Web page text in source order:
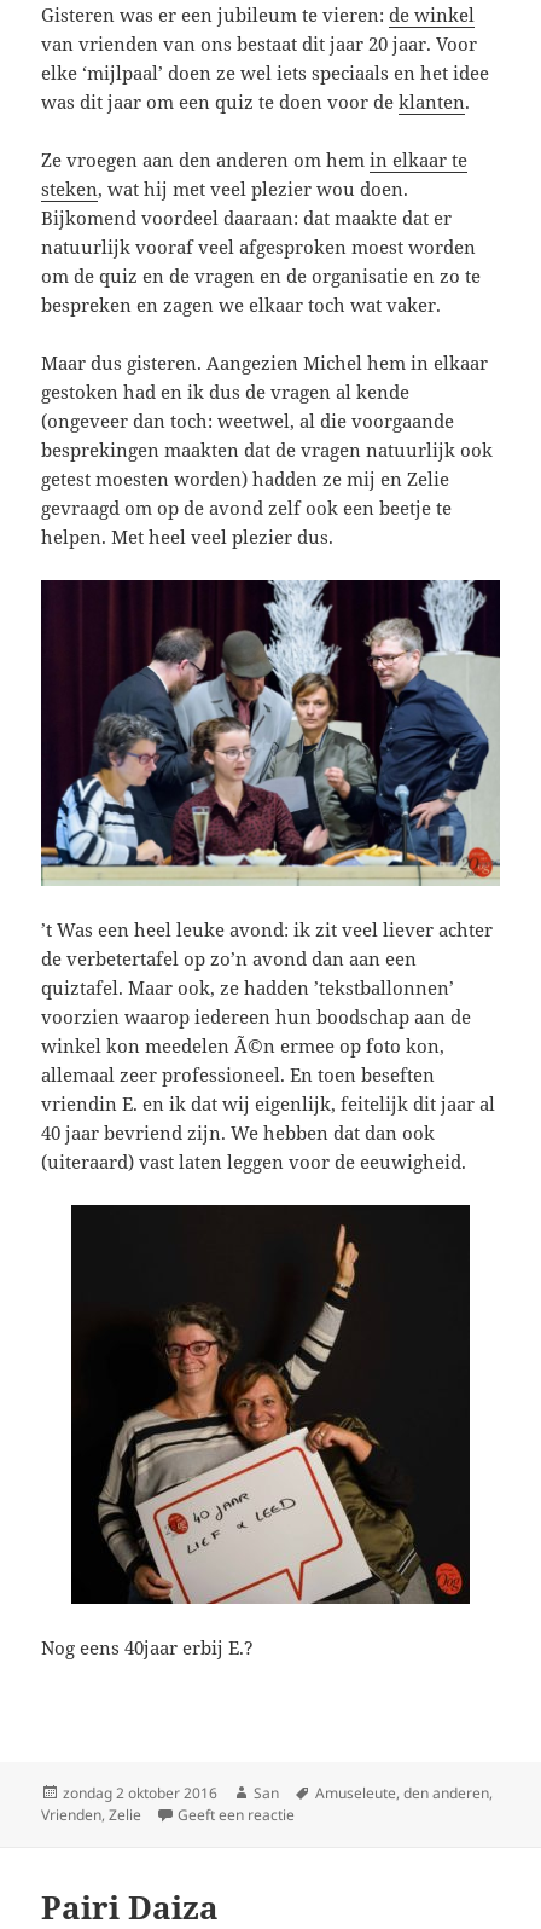
Gisteren was er een jubileum te vieren:de winkel
van vrienden van ons bestaat dit jaar 20 jaar. Voor
elke ‘mijlpaal’ doen ze wel iets speciaals en het idee
was dit jaar om een quiz te doen voor deklanten.
Ze vroegen aan den anderen om hemin elkaar te
steken, wat hij met veel plezier wou doen.
Bijkomend voordeel daaraan: dat maakte dat er
natuurlijk vooraf veel afgesproken moest worden
om de quiz en de vragen en de organisatie en zo te
bespreken en zagen we elkaar toch wat vaker.
Maar dus gisteren. Aangezien Michel hem in elkaar
gestoken had en ik dus de vragen al kende
(ongeveer dan toch: weetwel, al die voorgaande
besprekingen maakten dat de vragen natuurlijk ook
getest moesten worden) hadden ze mij en Zelie
gevraagd om op de avond zelf ook een beetje te
helpen. Met heel veel plezier dus.
’t Was een heel leuke avond: ik zit veel liever achter
de verbetertafel op zo’n avond dan aan een
quiztafel. Maar ook, ze hadden ’tekstballonnen’
voorzien waarop iedereen hun boodschap aan de
winkel kon meedelen Ã©n ermee op foto kon,
allemaal zeer professioneel. En toen beseften
vriendin E. en ik dat wij eigenlijk, feitelijk dit jaar al
40 jaar bevriend zijn. We hebben dat dan ook
(uiteraard) vast laten leggen voor de eeuwigheid.
Nog eens 40jaar erbij E.?
Geplaatst
op
zondag 2 oktober 2016 Auteur
San Tags
Amuseleute,den anderen,
Vrienden,Zelie Geeft een reactie
Pairi Daiza